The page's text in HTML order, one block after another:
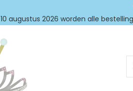
augustus 2026 worden alle